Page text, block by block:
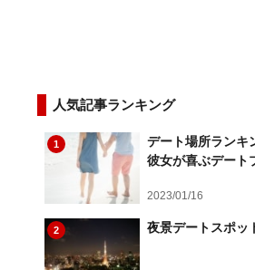
人気記事ランキング
1
デート場所ランキ
彼女が喜ぶデート
2023/01/16
2 夜景デートスポッ